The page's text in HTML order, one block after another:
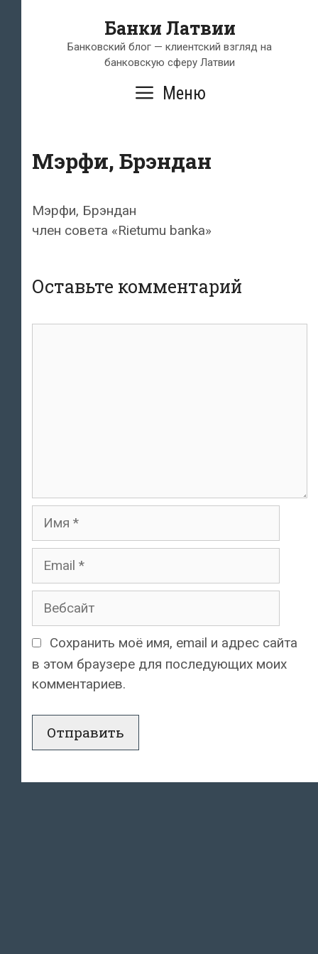
содержимому
Банки Латвии
Банковский блог — клиентский взгляд на
банковскую сферу Латвии
Меню
Мэрфи, Брэндан
Мэрфи, Брэндан
член совета «Rietumu banka»
Оставьте комментарий
Имя
Email
Вебсайт
Сохранить моё имя, email и адрес сайта
в этом браузере для последующих моих
комментариев.